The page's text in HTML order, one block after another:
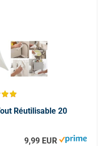
Réutilisable 20
9,99 EUR